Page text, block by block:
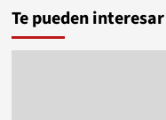
Te pueden interesar